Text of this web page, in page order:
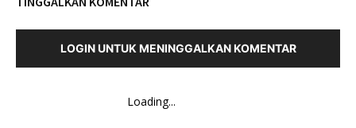
LOGIN UNTUK MENINGGALKAN KOMENTAR
Loading...